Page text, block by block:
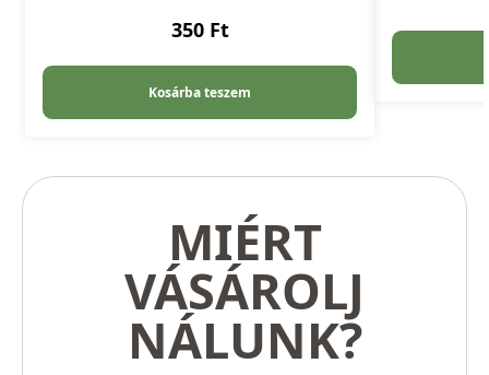
350 Ft
Kosárba teszem
MIÉRT
VÁSÁROLJ
NÁLUNK?